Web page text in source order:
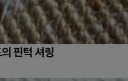
핀턱 셔링